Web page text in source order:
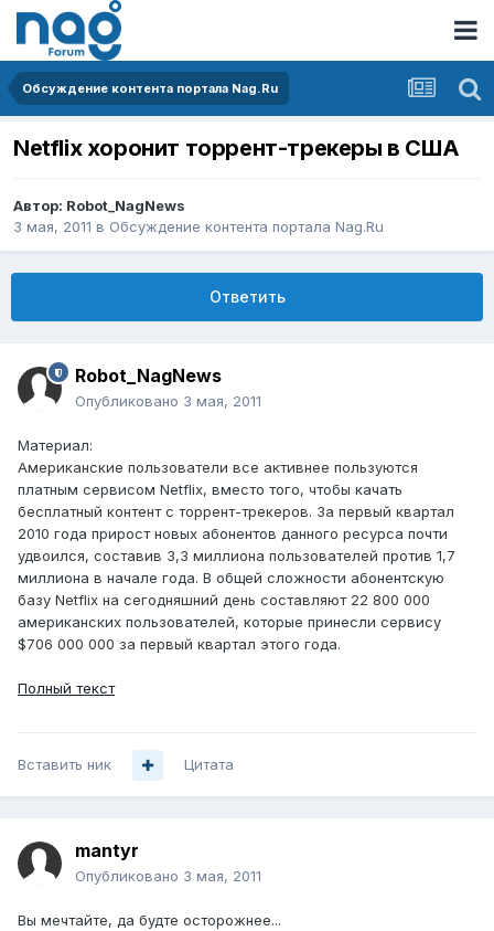
Обсуждение контента портала Nag.Ru
Netflix хоронит торрент-трекеры в США
Автор: Robot_NagNews
3 мая, 2011 в Обсуждение контента портала Nag.Ru
Ответить
Robot_NagNews
Опубликовано 3 мая, 2011
Материал:
Американские пользователи все активнее пользуются
платным сервисом Netflix, вместо того, чтобы качать
бесплатный контент с торрент-трекеров. За первый квартал
2010 года прирост новых абонентов данного ресурса почти
удвоился, составив 3,3 миллиона пользователей против 1,7
миллиона в начале года. В общей сложности абонентскую
базу Netflix на сегодняшний день составляют 22 800 000
американских пользователей, которые принесли сервису
$706 000 000 за первый квартал этого года.
Полный текст
Вставить ник Цитата
mantyr
Опубликовано 3 мая, 2011
Вы мечтайте, да будте осторожнее...